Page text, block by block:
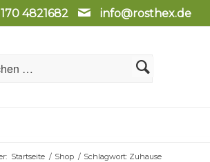
4821682 info@rosthex.de
Startseite / Shop / Schlagwort: Zuhause